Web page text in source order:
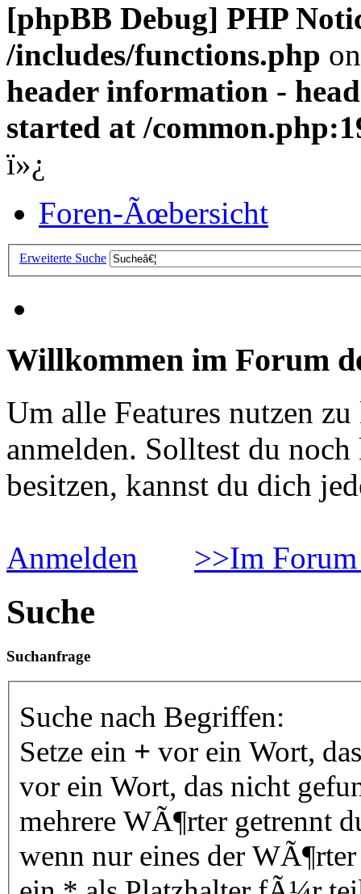
[phpBB Debug] PHP
/includes/functions.php
header information -
started at /
ï»¿
Foren-Ãœbersicht
Erweiterte Suche
Willkommen im Forum
Um alle Features nutzen
anmelden. Solltest du
besitzen, kannst du dich
Anmelden >>Im
Suche
Suchanfrage
Suche nach Begriffen:
Setze ein + vor ein Wort,
vor ein Wort, das nicht
mehrere WÃ¶rter getrennt
wenn nur eines der